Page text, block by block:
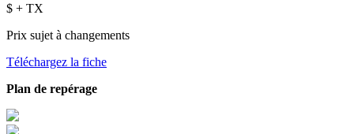
$ + TX
Prix sujet à changements
Téléchargez la fiche
Plan de repérage